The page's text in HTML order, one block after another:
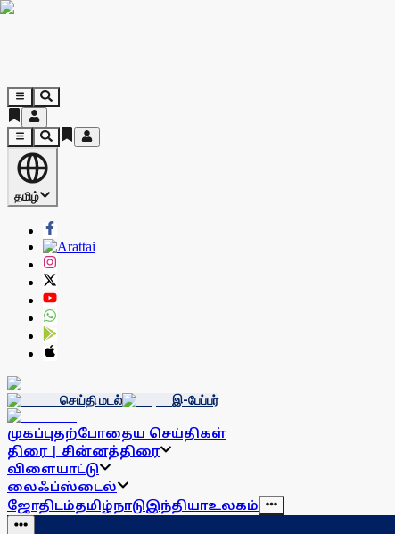
தமிழ்
செய்தி மடல் இ-பேப்பர்
முகப்புதற்போதைய செய்திகள்
திரை | சின்னத்திரை
விளையாட்டு
லைஃப்ஸ்டைல்
ஜோதிடம்தமிழ்நாடுஇந்தியாஉலகம்